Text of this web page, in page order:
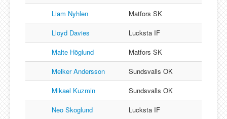
Liam Nyhlen
Matfors SK
Lloyd Davies
Lucksta IF
Malte Höglund
Matfors SK
Melker Andersson
Sundsvalls OK
Mikael Kuzmin
Sundsvalls OK
Neo Skoglund
Lucksta IF